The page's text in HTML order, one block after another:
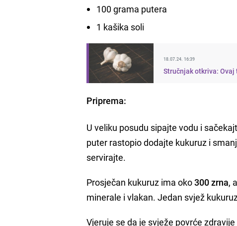
100 grama putera
1 kašika soli
18.07.24. 16:39
Stručnjak otkriva:
Priprema:
U veliku posudu sipajte vodu i
puter rastopio dodajte kukuruz i
servirajte.
Prosječan kukuruz ima oko300 zrna,
minerale i vlakan. Jedan svjež
Vjeruje se da je svježe povrće